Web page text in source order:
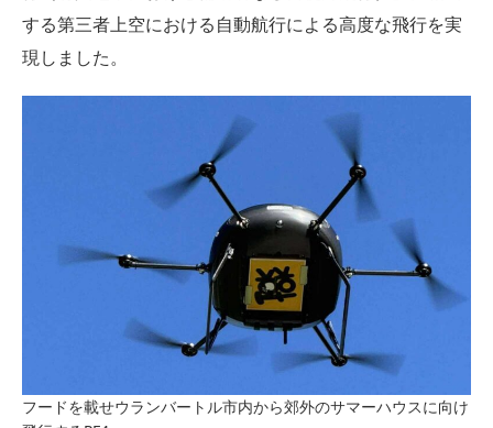
する第三者上空における自動航行による高度な飛行を実
現しました。
フードを載せウランバートル市内から郊外のサマーハウスに向け